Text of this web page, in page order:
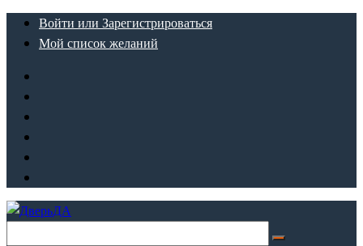
ПерейтиВойти или Зарегистрироваться
Мой список желаний